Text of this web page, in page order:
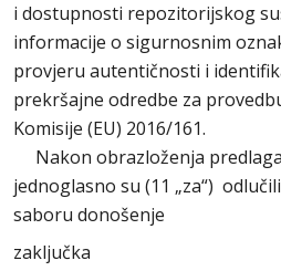
i dostupnosti repozitorijskog
informacije o sigurnosnim
provjeru autentičnosti i
prekršajne odredbe za
Komisije (EU) 2016/161.
Nakon obrazloženja
jednoglasno su (11 „za“)
saboru donošenje
zaključka